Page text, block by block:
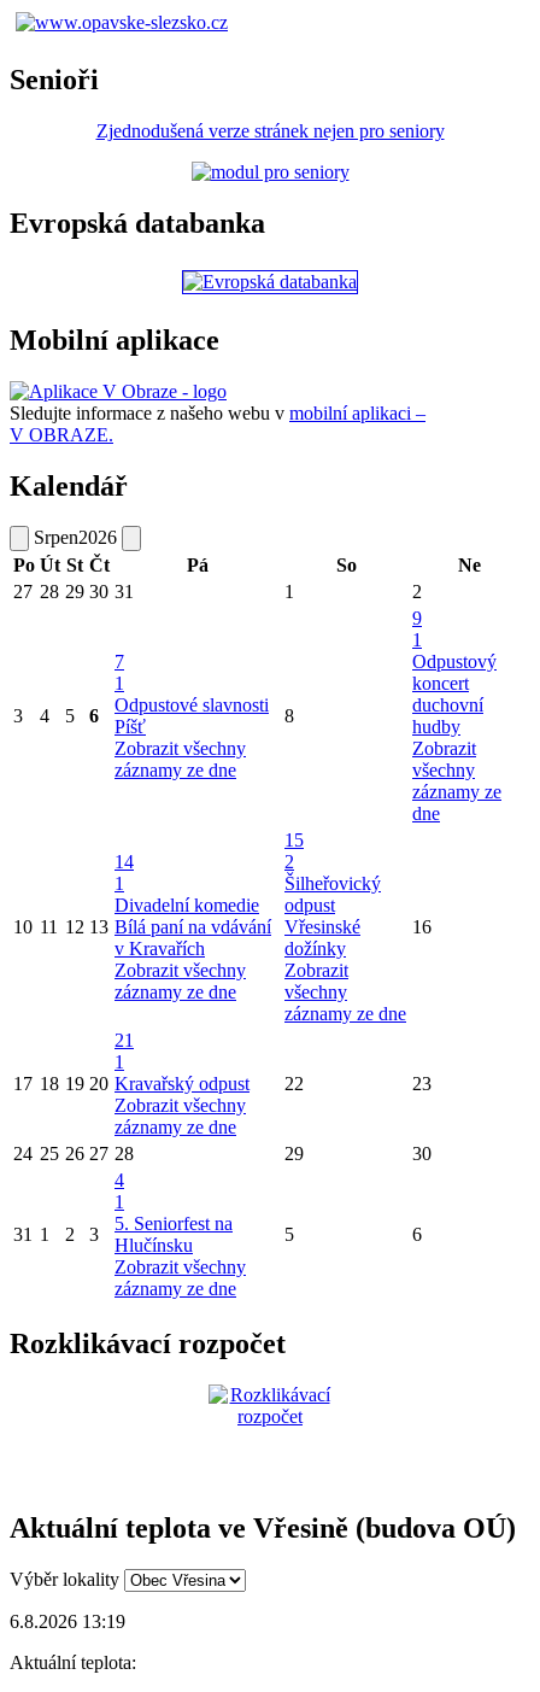
Senioři
Zjednodušená verze stránek nejen pro seniory
Evropská databanka
Mobilní aplikace
Sledujte informace z našeho webu v mobilní aplikaci –
V OBRAZE.
Kalendář
Srpen2026
Po Út St Čt Pá So
Ne
27 28 29 30 31 1 2
3 4 5 6
7
1
Odpustové slavnosti
Píšť
Zobrazit všechny
záznamy ze dne
8
9
1
Odpustový
koncert
duchovní
hudby
Zobrazit
všechny
záznamy ze
dne
10 11 12 13
14
1
Divadelní komedie
Bílá paní na vdávání
v Kravařích
Zobrazit všechny
záznamy ze dne
15
2
Šilheřovický
odpust
Vřesinské
dožínky
Zobrazit
všechny
záznamy ze dne
16
17 18 19 20
21
1
Kravařský odpust
Zobrazit všechny
záznamy ze dne
22 23
24 25 26 27 28 29 30
31 1 2 3
4
1
5. Seniorfest na
Hlučínsku
Zobrazit všechny
záznamy ze dne
5 6
Rozklikávací rozpočet
Aktuální teplota ve Vřesině (budova OÚ)
Výběr lokality
6.8.2026 13:19
Aktuální teplota: